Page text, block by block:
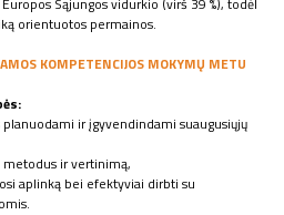
orientuotos permainos.
KOMPETENCIJOS MOKYMŲ METU
ir įgyvendindami suaugusiųjų
ir vertinimą,
aplinką bei efektyviai dirbti su